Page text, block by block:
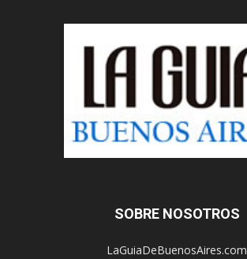
SOBRE NOSOTROS
LaGuiaDeBuenosAires.com